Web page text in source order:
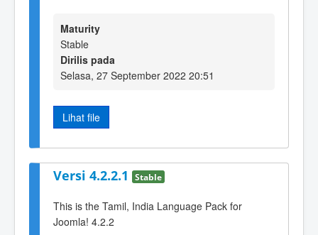
Maturity
Stable
Dirilis pada
Selasa, 27 September 2022 20:51
Lihat file
Versi 4.2.2.1 Stable
This is the Tamil, India Language Pack for
Joomla! 4.2.2